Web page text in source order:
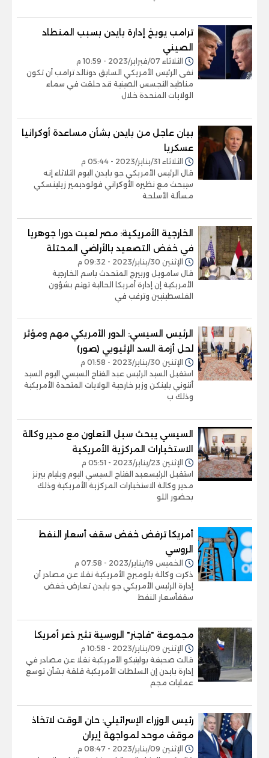
ترامب يوبخ إدارة بايدن بسبب المنطاد
الصيني
الثلاثاء 07/فبراير/2023 - 10:59 م
نفى الرئيس الأمريكي السابق دونالد ترامب أن تكون
مناطيد التجسس الصينية قد حلقت في سماء
الولايات المتحدة خلال
بيان عاجل من بايدن بشأن مساعدة أوكرانيا
عسكريا
الثلاثاء 31/يناير/2023 - 05:44 م
قال الرئيس الأمريكي جو بايدن اليوم الثلاثاء إنه
سيبحث مع نظيره الأوكراني فولوديمير زيلينسكي
مسألة الأسلحة
الخارجية الأمريكية: مصر لعبت دورا جوهريا
في خفض التصعيد بالأراضي المحتلة
الإثنين 30/يناير/2023 - 09:32 م
قال سامويل وربيرج المتحدث باسم الخارجية
الأمريكية إن إدارة أمريكا الحالية تهتم بشؤون
الفلسطينيين وترغب في
الرئيس السيسي: الدور الأمريكي مهم ومؤثر
لحل أزمة السد الإثيوبي (صور)
الإثنين 30/يناير/2023 - 01:58 م
استقبل السيد الرئيس عبد الفتاح السيسي اليوم السيد
أنتوني بلينكن وزير خارجية الولايات المتحدة الأمريكية
وذلك ب
السيسي يبحث سبل التعاون مع مدير وكالة
الاستخبارات المركزية الأمريكية
الإثنين 23/يناير/2023 - 05:51 م
استقبل الرئيسعبد الفتاح السيسي اليوم ويليام بيرنز
مدير وكالة الاستخبارات المركزية الأمريكية وذلك
بحضور اللو
أمريكا ترفض خفض سقف أسعار النفط
الروسي
الخميس 19/يناير/2023 - 07:58 م
ذكرت وكالة بلومبرج الأمريكية نقلا عن مصادر أن
إدارة الرئيس الأمريكي جو بايدن تعارض خفض
سقفأسعار النفط
مجموعة "فاجنر" الروسية تثير ذعر أمريكا
الإثنين 09/يناير/2023 - 10:58 م
قالت صحيفة بوليتيكو الأمريكية نقلا عن مصادر في
إدارة بايدن إن السلطات الأمريكية قلقة بشأن توسع
عمليات مجم
رئيس الوزراء الإسرائيلي: حان الوقت لاتخاذ
موقف موحد لمواجهة إيران
الإثنين 09/يناير/2023 - 08:47 م